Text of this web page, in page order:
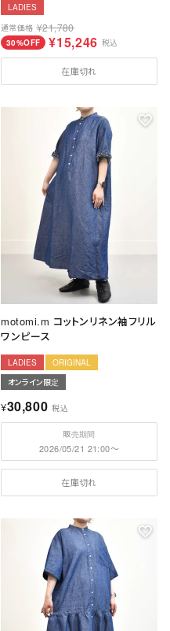
LADIES
通常価格 ¥21,780
30%OFF ¥15,246 税込
在庫切れ
motomi.m コットンリネン袖フリル
ワンピース
LADIES
ORIGINAL
オンライン限定
¥30,800 税込
販売期間
2026/05/21 21:00〜
在庫切れ